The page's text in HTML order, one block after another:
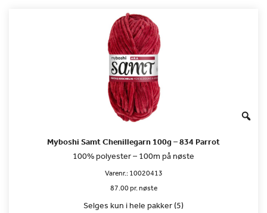
Myboshi Samt Chenillegarn 100g – 834 Parrot
100% polyester – 100m på nøste
Varenr.:10020413
87.00 pr. nøste
Selges kun i hele pakker (5)